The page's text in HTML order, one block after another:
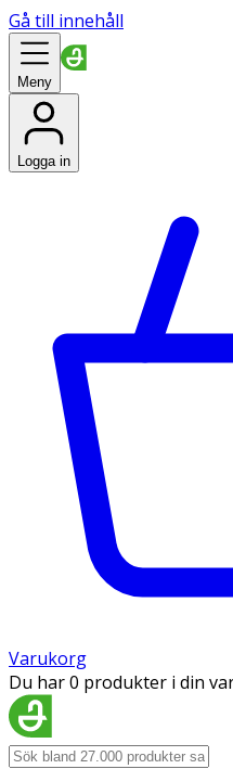
Gå till innehåll
Meny
Logga in
Varukorg
Du har 0 produkter i din